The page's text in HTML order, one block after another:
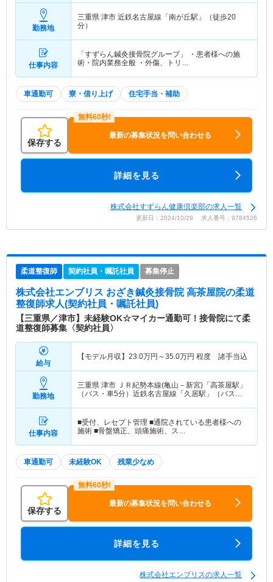
勤務地
三重県 津市 近鉄名古屋線「南が丘駅」（徒歩20
分）
仕事内容
「すずらん鍼灸接骨院グループ」 ・患者様への施
術・院内業務全般 ・外傷、トリ…
車通勤可 寮・借り上げ 住宅手当・補助
保存する
最新の募集状況を問い合わせる
詳細を見る
株式会社すずらん健康倶楽部の求人一覧
更新日：2024/10/29 求人番号：9784526
柔道整復師 契約社員・嘱託社員 募集停止
株式会社エンブリス おざき鍼灸接骨院 高茶屋院の柔道
整復師求人(契約社員・嘱託社員)
【三重県／津市】未経験OK☆マイカー通勤可！接骨院にて柔
道整復師募集〈契約社員〉
給与
【モデル月収】 23.0万円～35.0万円 程度 諸手当込
勤務地
三重県 津市 ＪＲ紀勢本線(亀山－新宮)「高茶屋駅」
（バス・車5分）近鉄名古屋線「久居駅」（バス・
仕事内容
■受付、レセプト管理 ■通院されている患者様への
施術 ■骨盤矯正、頭痛施術、ス…
車通勤可 未経験OK 残業少なめ
保存する
最新の募集状況を問い合わせる
詳細を見る
株式会社エンブリスの求人一覧